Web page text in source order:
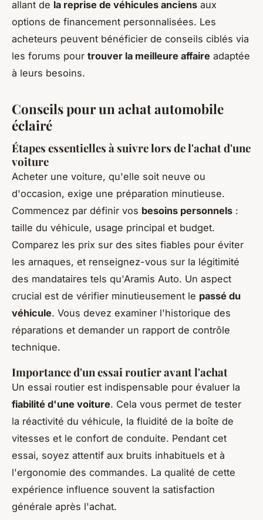
allant de la reprise de véhicules anciens aux
options de financement personnalisées. Les
acheteurs peuvent bénéficier de conseils ciblés via
les forums pour trouver la meilleure affaire adaptée
à leurs besoins.
Conseils pour un achat automobile
éclairé
Étapes essentielles à suivre lors de l'achat d'une
voiture
Acheter une voiture, qu'elle soit neuve ou
d'occasion, exige une préparation minutieuse.
Commencez par définir vos besoins personnels :
taille du véhicule, usage principal et budget.
Comparez les prix sur des sites fiables pour éviter
les arnaques, et renseignez-vous sur la légitimité
des mandataires tels qu'Aramis Auto. Un aspect
crucial est de vérifier minutieusement le passé du
véhicule. Vous devez examiner l'historique des
réparations et demander un rapport de contrôle
technique.
Importance d'un essai routier avant l'achat
Un essai routier est indispensable pour évaluer la
fiabilité d'une voiture. Cela vous permet de tester
la réactivité du véhicule, la fluidité de la boîte de
vitesses et le confort de conduite. Pendant cet
essai, soyez attentif aux bruits inhabituels et à
l'ergonomie des commandes. La qualité de cette
expérience influence souvent la satisfaction
générale après l'achat.